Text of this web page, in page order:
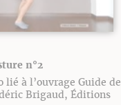
n°2
lié à l’ouvrage Guide de
Brigaud, Éditions